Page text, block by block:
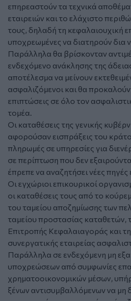
επηρεαστούν τα τεχνικά
εταιρειών και το ελάχιστο
τους, δηλαδή τη κεφαλαιουχική
υποχρεωμένες να διατηρούν δια
Παράλληλα θα βρίσκονταν
ενδεχόμενο ανάκλησης της
αποτέλεσμα να μείνουν
ασφαλιζόμενοι και θα
επιπτώσεις σε όλο τον
τομέα.
Οι καταθέσεις της γενικής
αφορούσαν εισπράξεις του
πληρωμές σε υπηρεσίες για
σε περίπτωση που δεν
έπρεπε να αναζητήσει νέες
Οι εγχώριοι επικουρικοί
οι καταθέσεις τους από το
του ταμείου αποζημίωσης των
ταμείου προστασίας καταθετών,
Επιτροπής Κεφαλαιαγοράς και
συνεργατικής εταιρείας
Παράλληλα σε ενδεχόμενη μη
υποχρεώσεων από συμφωνίες
χρηματοοικονομικών μέσων,
ξένων αντισυμβαλλόμενων να μη